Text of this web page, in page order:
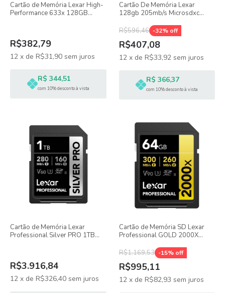
Cartão de Memória Lexar High-
Performance 633x 128GB
R$382,79
12 x de R$31,90 sem juros
R$ 344,51
com 10% desconto à vista
Cartão De Memória Lexar
128gb 205mb/s Microsdxc
Adaptador Sd
R$596,46 -32% off
R$407,08
12 x de R$33,92 sem juros
R$ 366,37
com 10% desconto à vista
Cartão de Memória Lexar
Professional Silver PRO 1TB
R$3.916,84
12 x de R$326,40 sem juros
Cartão de Memória SD Lexar
Professional GOLD 2000X
UHS-II
R$1.169,53 -15% off
R$995,11
12 x de R$82,93 sem juros